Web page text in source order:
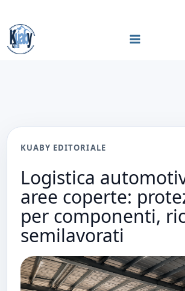
contenuto
KUABY EDITORIALE
Logistica
aree coperte:
per componenti,
semilavorati